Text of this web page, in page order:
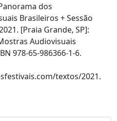
dos
Brasileiros + Sessão
[Praia Grande, SP]:
Audiovisuais
978-65-986366-1-6.
textos/2021.